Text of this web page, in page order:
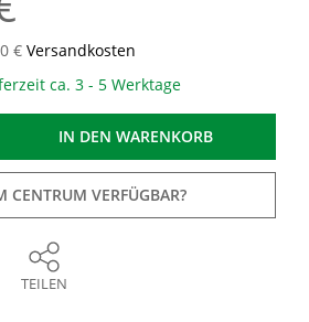
€ Versandkosten
ca. 3 - 5 Werktage
IN DEN WARENKORB
CENTRUM VERFÜGBAR?
TEILEN